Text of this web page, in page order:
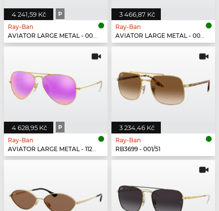
4 241,59 Kč P
Ray-Ban
AVIATOR LARGE METAL - 001/58
3 466,87 Kč
Ray-Ban
AVIATOR LARGE METAL - 001/51
4 628,95 Kč P
Ray-Ban
AVIATOR LARGE METAL - 112/1Q
3 234,46 Kč
Ray-Ban
RB3699 - 001/51